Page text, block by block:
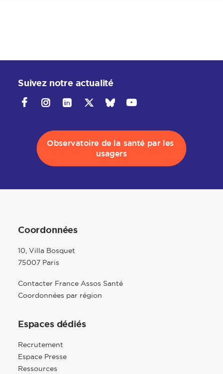
Suivez notre actualité
Observatoire de la santé par les
usagers
Coordonnées
10, Villa Bosquet
75007 Paris
Contacter France Assos Santé
Coordonnées par région
Espaces dédiés
Recrutement
Espace Presse
Ressources